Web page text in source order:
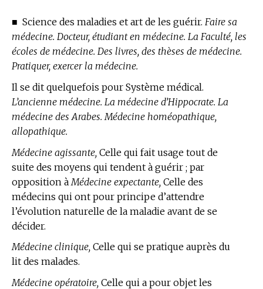
■ Science des maladies et art de les guérir. Faire sa
médecine. Docteur, étudiant en médecine. La Faculté, les
écoles de médecine. Des livres, des thèses de médecine.
Pratiquer, exercer la médecine.
Il se dit quelquefois pour Système médical.
L’ancienne médecine. La médecine d’Hippocrate. La
médecine des Arabes. Médecine homéopathique,
allopathique.
Médecine agissante, Celle qui fait usage tout de
suite des moyens qui tendent à guérir ; par
opposition à Médecine expectante, Celle des
médecins qui ont pour principe d’attendre
l’évolution naturelle de la maladie avant de se
décider.
Médecine clinique, Celle qui se pratique auprès du
lit des malades.
Médecine opératoire, Celle qui a pour objet les